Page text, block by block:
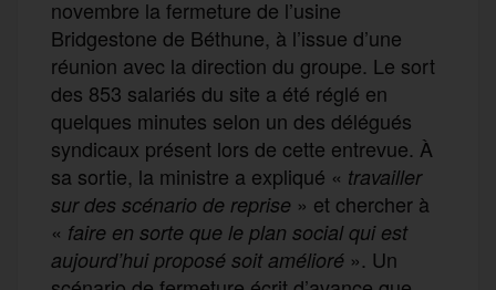
novembre la fermeture de l’usine
Bridgestone de Béthune, à l’issue d’une
réunion avec la direction du groupe. Le sort
des 853 salariés du site a été réglé en
quelques minutes selon un des délégués
syndicaux présent lors de cette entrevue. À
sa sortie, la ministre a expliqué « travailler
sur des scénario de reprise » et chercher à
« faire en sorte que le plan social qui est
aujourd’hui proposé soit amélioré ». Un